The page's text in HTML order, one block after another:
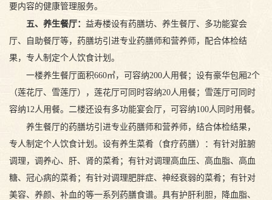
要内容的健康管理服务。
五、养生餐厅： 益寿楼设有药膳坊、养生餐厅、多功能宴会
厅、自助餐厅等，药膳坊引进专业药膳师和营养师，配合体检结
果，专人制定个人饮食计划。
一楼养生餐厅面积660㎡，可容纳200人用餐；设有豪华包厢2个
（莲花厅、雪莲厅），莲花厅可同时容纳20人用餐；雪莲厅可同时
容纳12人用餐。二楼还设有多功能宴会厅，可容纳100人同时用餐。
养生餐厅的药膳坊引进专业药膳师和营养师，结合体检结果，
专人制定个人饮食计划。设有养生菜肴（食疗药膳）：有针对脏腑
调理，调养心、肝、肾的菜肴；有针对调理高血压、高血脂、高血
糖、冠心病的菜肴；有针对调理肥胖症、神经衰弱的菜肴；有针对
美容、养颜、补血的等一系列药膳食谱。具有护肝利胆，降血脂、